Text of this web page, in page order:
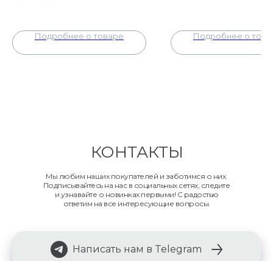
Подробнее о товаре Подробнее о
КОНТАКТЫ
Мы любим наших покупателей и заботимся о них.
Подписывайтесь на нас в социальных сетях, следите
и узнавайте о новинках первыми! С радостью
ответим на все интересующие вопросы.
Написать нам в Telegram